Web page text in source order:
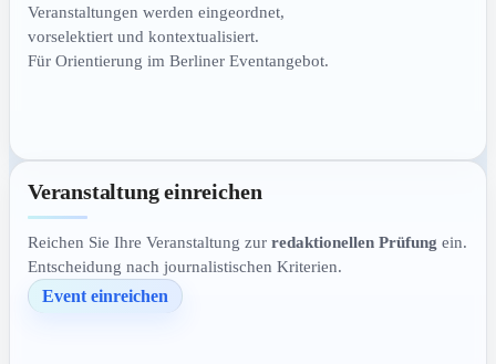
Veranstaltungen werden eingeordnet,
vorselektiert und kontextualisiert.
Für Orientierung im Berliner Eventangebot.
Veranstaltung einreichen
Reichen Sie Ihre Veranstaltung zur redaktionellen Prüfung ein.
Entscheidung nach journalistischen Kriterien.
Event einreichen